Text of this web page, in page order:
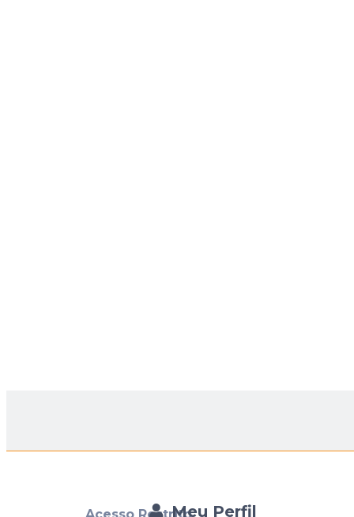
Meu Perfil